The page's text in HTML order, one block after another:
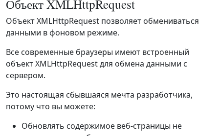
Объект XMLHttpRequest
Объект XMLHttpRequest позволяет обмениваться
данными в фоновом режиме.
Все современные браузеры имеют встроенный
объект XMLHttpRequest для обмена данными с
сервером.
Это настоящая сбывшаяся мечта разработчика,
потому что вы можете:
Обновлять содержимое веб-страницы не